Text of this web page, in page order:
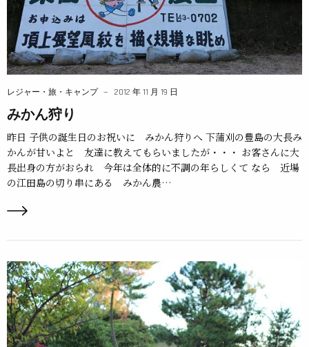
レジャー・旅・キャンプ 2012 年 11 月 19 日
みかん狩り
昨日 子供の誕生日のお祝いに みかん狩りへ 下蒲刈の豊島の大長み
かんが甘いよと 友達に教えてもらいましたが・・・ お客さんに大
長出身の方がおられ 今年は全体的に不調の年らしくて なら 近場
の江田島の切り串にある みかん農…